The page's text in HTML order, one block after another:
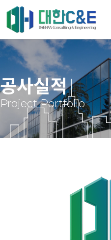
공사실적
Project Portfolio